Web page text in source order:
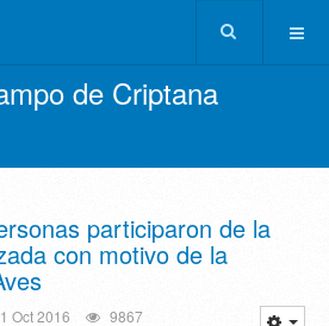
de Criptana
participaron de la
con motivo de la
Oct 2016 9867